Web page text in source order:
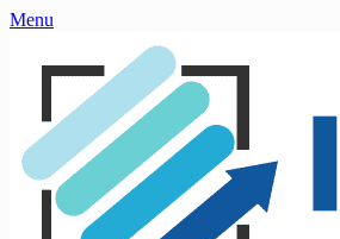
Skip
content
Menu